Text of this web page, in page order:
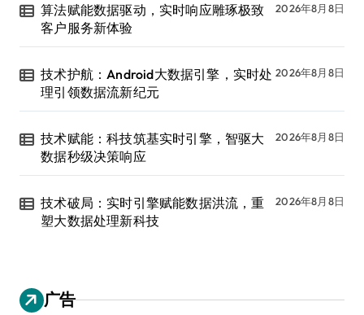
算法赋能数据驱动，实时响应雕琢极致
客户服务新体验
2026年8月8日
技术护航：Android大数据引擎，实时处
理引领数据流新纪元
2026年8月8日
技术赋能：科技筑基实时引擎，智驱大
数据秒级决策响应
2026年8月8日
技术破局：实时引擎赋能数据洪流，重
塑大数据处理新科技
2026年8月8日
广告